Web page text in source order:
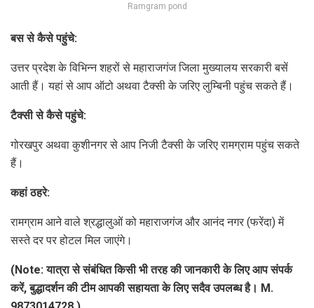
Ramgram pond
बस से कैसे पहुंचे:
उत्तर प्रदेश के विभिन्न शहरों से महाराजगंज जिला मुख्यालय सरकारी बसें
आती हैं। यहां से आप ऑटो अथवा टैक्सी के जरिए लुम्बिनी पहुंच सकते हैं।
टैक्सी से कैसे पहुंचे:
गोरखपुर अथवा कुशीनगर से आप निजी टैक्सी के जरिए रामग्राम पहुंच सकते
हैं।
कहां ठहरे:
रामग्राम आने वाले श्रद्धालुओं को महाराजगंज और आनंद नगर (फरेंदा) में
सस्ते दर पर होटल मिल जाएंगे।
(Note: यात्रा से संबंधित किसी भी तरह की जानकारी के लिए आप संपर्क
करें, बुद्धादर्शन की टीम आपकी सहायता के लिए सदैव उपलब्ध है। M.